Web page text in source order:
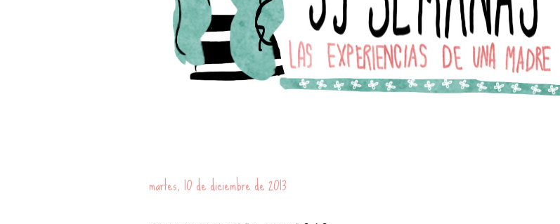
martes, 10 de diciembre de 2013